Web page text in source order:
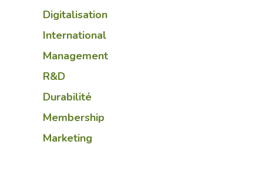
Digitalisation
International
Management
R&D
Durabilité
Membership
Marketing